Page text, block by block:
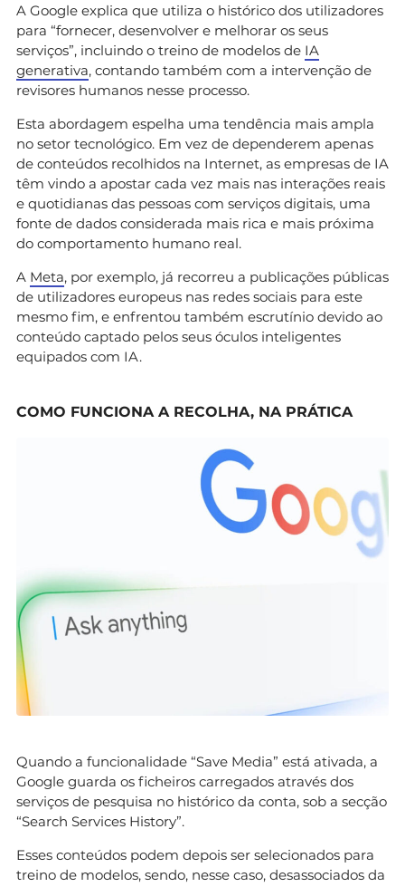
A Google explica que utiliza o histórico dos utilizadores
para “fornecer, desenvolver e melhorar os seus
serviços”, incluindo o treino de modelos de IA
generativa, contando também com a intervenção de
revisores humanos nesse processo.
Esta abordagem espelha uma tendência mais ampla
no setor tecnológico. Em vez de dependerem apenas
de conteúdos recolhidos na Internet, as empresas de IA
têm vindo a apostar cada vez mais nas interações reais
e quotidianas das pessoas com serviços digitais, uma
fonte de dados considerada mais rica e mais próxima
do comportamento humano real.
A Meta, por exemplo, já recorreu a publicações públicas
de utilizadores europeus nas redes sociais para este
mesmo fim, e enfrentou também escrutínio devido ao
conteúdo captado pelos seus óculos inteligentes
equipados com IA.
COMO FUNCIONA A RECOLHA, NA PRÁTICA
Quando a funcionalidade “Save Media” está ativada, a
Google guarda os ficheiros carregados através dos
serviços de pesquisa no histórico da conta, sob a secção
“Search Services History”.
Esses conteúdos podem depois ser selecionados para
treino de modelos, sendo, nesse caso, desassociados da